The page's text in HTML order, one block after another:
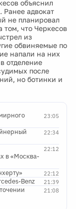
объяснил
Ранее адвокат
не планировал
том, что Черкесов
из
обвиняемые по
напали на них
отделение
после
но ботинки и
23:05
22:34
22:12
в «Москва-
22:12
21:39
Benz
21:08